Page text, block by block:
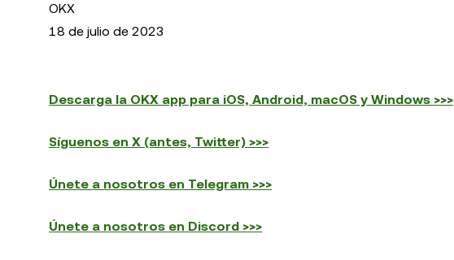
OKX
18 de julio de 2023
Descarga la OKX app para iOS, Android, macOS y Windows >>>
Síguenos en X (antes, Twitter) >>>
Únete a nosotros en Telegram >>>
Únete a nosotros en Discord >>>